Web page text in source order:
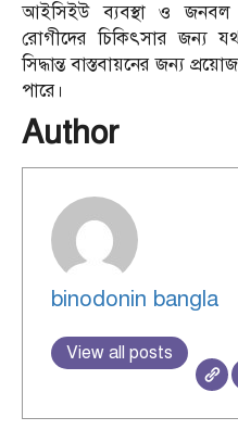
আইসিইউ ব্যবস্থা ও জনবল
রোগীদের চিকিৎসার জন্য
সিদ্ধান্ত বাস্তবায়নের জন্য
পারে।
Author
binodonin bangla
View all posts